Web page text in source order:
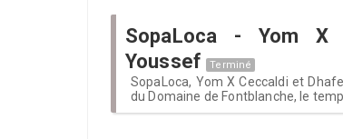
SopaLoca - Yom X
Youssef
Terminé
SopaLoca, Yom X Ceccaldi et
du Domaine de Fontblanche, le